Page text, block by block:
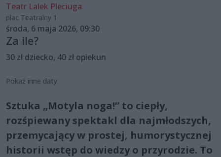
Teatr Lalek Pleciuga
plac Teatralny 1
środa, 6 maja 2026, 09:30
Za ile?
30 zł dziecko, 40 zł opiekun
Pokaż inne daty
Sztuka „Motyla noga!” to ciepły,
rozśpiewany spektakl dla najmłodszych,
przemycający w prostej, humorystycznej
historii wstęp do wiedzy o przyrodzie. To